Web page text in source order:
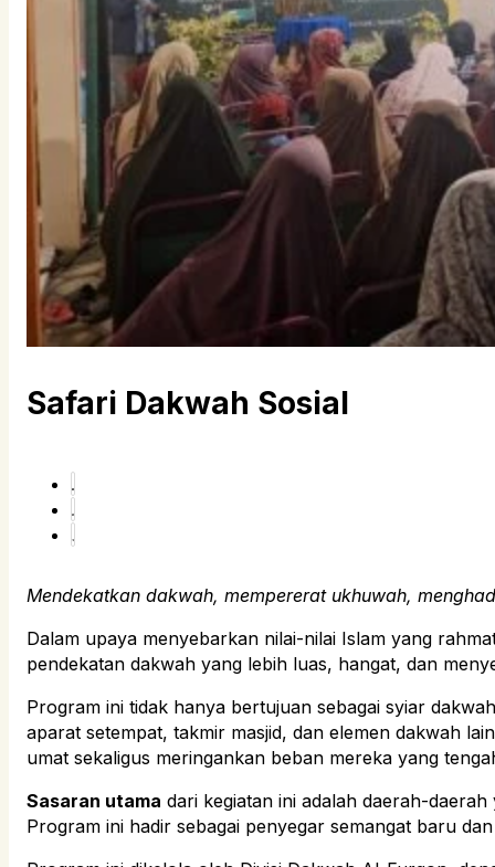
Safari Dakwah Sosial
Mendekatkan dakwah, mempererat ukhuwah,
Dalam upaya menyebarkan nilai-nilai Islam yang
pendekatan dakwah yang lebih luas, hangat, dan
Program ini tidak hanya bertujuan sebagai syiar
aparat setempat, takmir masjid, dan elemen dakwah
umat sekaligus meringankan beban mereka yang
Sasaran utama dari kegiatan ini adalah daerah-
Program ini hadir sebagai penyegar semangat baru